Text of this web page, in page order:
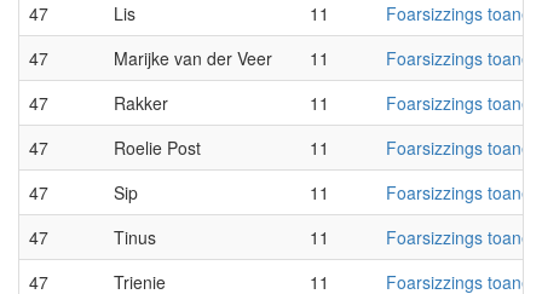
47
Lis 11
Foarsizzings toanen
47
Marijke van der Veer 11
Foarsizzings toanen
47
Rakker 11
Foarsizzings toanen
47
Roelie Post 11
Foarsizzings toanen
47
Sip 11
Foarsizzings toanen
47
Tinus 11
Foarsizzings toanen
47
Trienie 11 Foarsizzings toanen